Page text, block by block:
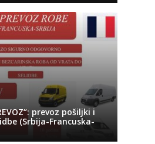
prevoz pošiljki i
(Srbija-Francuska-